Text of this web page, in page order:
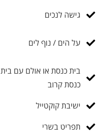
גישה לנכים
על הים / נוף לים
בית כנסת או אולם עם בית
כנסת קרוב
ישיבת קוקטייל
תפריט בשרי